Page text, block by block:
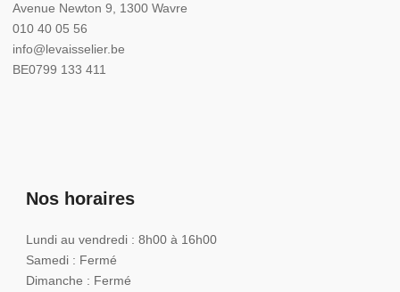
Avenue Newton 9, 1300 Wavre
010 40 05 56
info@levaisselier.be
BE0799 133 411
Nos horaires
Lundi au vendredi : 8h00 à 16h00
Samedi : Fermé
Dimanche : Fermé